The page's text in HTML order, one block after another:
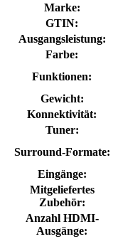
Marke:
GTIN:
Ausgangsleistung:
Farbe:
Funktionen:
Gewicht:
Konnektivität:
Tuner:
Surround-Formate:
Eingänge:
Mitgeliefertes
Zubehör:
Anzahl HDMI-
Ausgänge: